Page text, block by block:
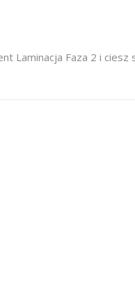
Laminacja Faza 2 i ciesz